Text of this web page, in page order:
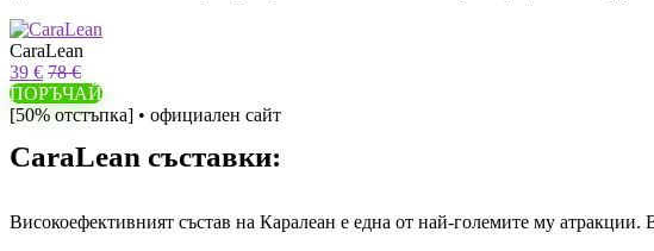
CaraLean
39 € 78 €
ПОРЪЧАЙ
[50% отстъпка] • официален сайт
CaraLean съставки:
Високоефективният състав на Каралеан е една от най-големите му атракции.